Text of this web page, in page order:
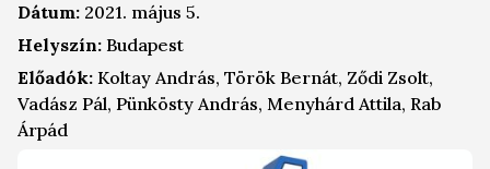
Dátum: 2021. május 5.
Helyszín: Budapest
Előadók: Koltay András, Török Bernát, Ződi Zsolt,
Vadász Pál, Pünkösty András, Menyhárd Attila, Rab
Árpád